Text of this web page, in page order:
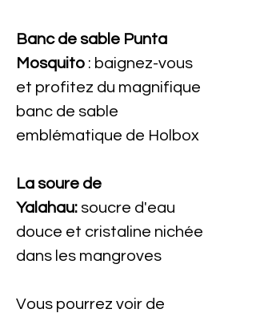
Banc de sable Punta
Mosquito : baignez-vous
et profitez du magnifique
banc de sable
emblématique de Holbox
La soure de
Yalahau: soucre d'eau
douce et cristaline nichée
dans les mangroves
Vous pourrez voir de